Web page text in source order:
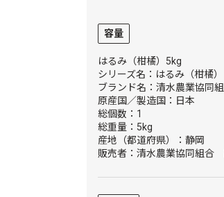
容量
はるみ（柑橘）5kg
シリーズ名：はるみ（柑橘）
ブランド名：清水農業協同
原産国／製造国：日本
総個数：1
総重量：5kg
産地（都道府県）：静岡
販売者：清水農業協同組合